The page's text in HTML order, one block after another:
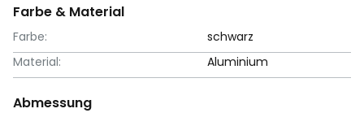
Farbe & Material
Farbe:
schwarz
Material:
Aluminium
Abmessung